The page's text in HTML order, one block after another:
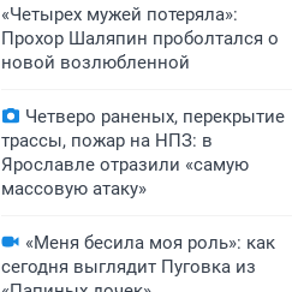
«Четырех мужей потеряла»:
Прохор Шаляпин проболтался о
новой возлюбленной
Четверо раненых, перекрытие
трассы, пожар на НПЗ: в
Ярославле отразили «самую
массовую атаку»
«Меня бесила моя роль»: как
сегодня выглядит Пуговка из